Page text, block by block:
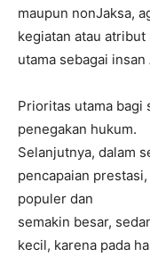
maupun nonJaksa,
kegiatan atau
utama sebagai insan
Prioritas utama bagi
penegakan hukum.
Selanjutnya, dalam
pencapaian
populer dan
semakin besar,
kecil, karena pada